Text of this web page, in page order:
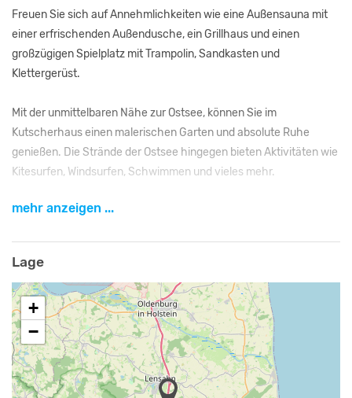
Freuen Sie sich auf Annehmlichkeiten wie eine Außensauna mit
einer erfrischenden Außendusche, ein Grillhaus und einen
großzügigen Spielplatz mit Trampolin, Sandkasten und
Klettergerüst.
Mit der unmittelbaren Nähe zur Ostsee, können Sie im
Kutscherhaus einen malerischen Garten und absolute Ruhe
genießen. Die Strände der Ostsee hingegen bieten Aktivitäten wie
Kitesurfen, Windsurfen, Schwimmen und vieles mehr.
Wir heißen Sie herzlich willkommen, sei es als Großfamilie,
Freizeit
Das idyllisch inmitten der holsteinischen Schweiz gelegene
Kutscherhaus schafft mit seinem erweiterten Lounge-Bereich in
der Kutscherstube die ideale Atmosphäre für gemeinsames
Essen, Kochvergnügen und produktives Arbeiten. Zusätzlich
bieten Dart und Tischkicker eine perfekte Abwechslung.
mehr anzeigen ...
Lage
+
−